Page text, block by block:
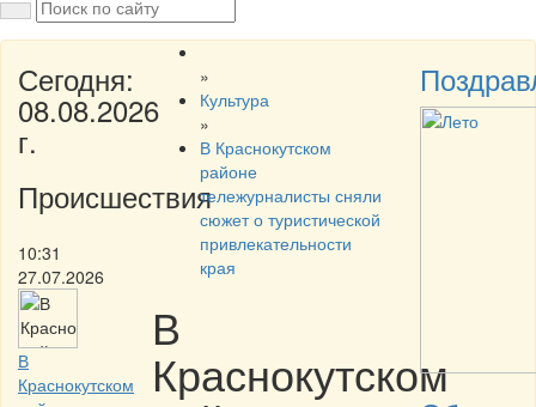
Сегодня:
08.08.2026
г.
Происшествия
10:31
27.07.2026
В
Краснокутском
»
Культура
»
В Краснокутском
районе
тележурналисты сняли
сюжет о туристической
привлекательности
края
В
Краснокутском